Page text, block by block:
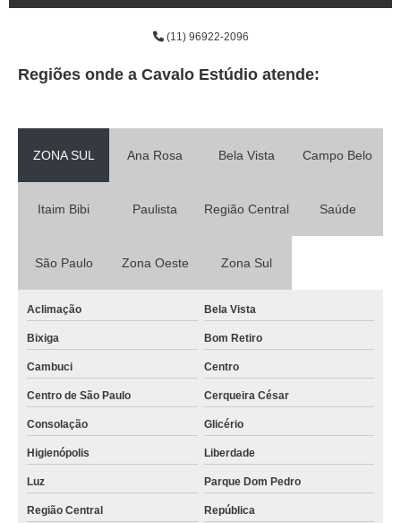
(11) 96922-2096
Regiões onde a Cavalo Estúdio atende:
ZONA SUL Ana Rosa Bela Vista Campo Belo
Itaim Bibi Paulista Região Central Saúde
São Paulo Zona Oeste Zona Sul
Aclimação Bela Vista
Bixiga Bom Retiro
Cambuci Centro
Centro de São Paulo Cerqueira César
Consolação Glicério
Higienópolis Liberdade
Luz Parque Dom Pedro
Região Central República